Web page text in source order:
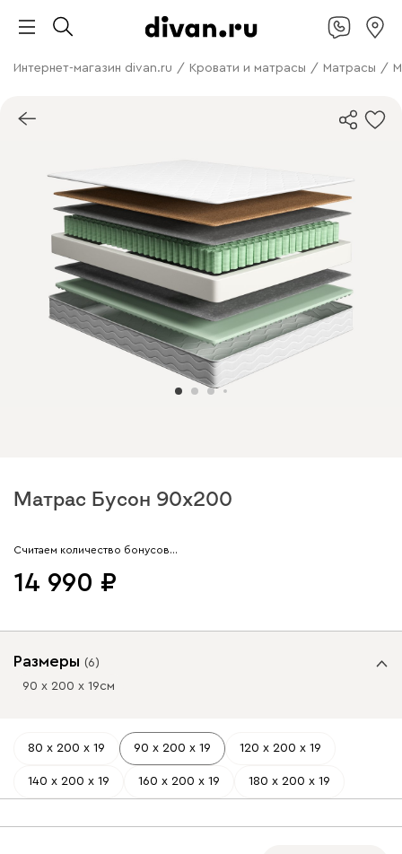
Интернет-магазин divan.ru / Кровати и матрасы / Матрасы /
Матрас Бусон 90x200
Арт. 215112
Считаем количество бонусов…
14 990
Размеры (6)
90 х 200 х 19см
80 х 200 х 19 90 х 200 х 19 120 х 200 х 19
140 х 200 х 19 160 х 200 х 19 180 х 200 х 19